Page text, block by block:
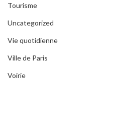
Tourisme
Uncategorized
Vie quotidienne
Ville de Paris
Voirie